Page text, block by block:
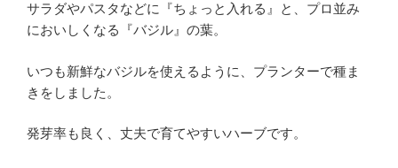
ま
き
簡
単
プ
サラダやパスタなどに『ちょっと入れる』と、プロ並み
においしくなる『バジル』の葉。
いつも新鮮なバジルを使えるように、プランターで種ま
きをしました。
発芽率も良く、丈夫で育てやすいハーブです。